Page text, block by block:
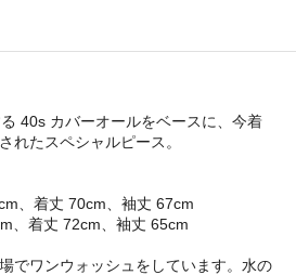
40s カバーオールをベースに、今着
れたスペシャルピース。
、着丈 70cm、袖丈 67cm
、着丈 72cm、袖丈 65cm
でワンウォッシュをしています。水の